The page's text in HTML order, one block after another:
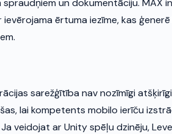
un dokumentāciju. MAX
ievērojama ērtuma iezīme, kas
sarežģītība nav nozīmīgi
lai kompetents mobilo ierīču
veidojat ar Unity spēļu dzinēju,